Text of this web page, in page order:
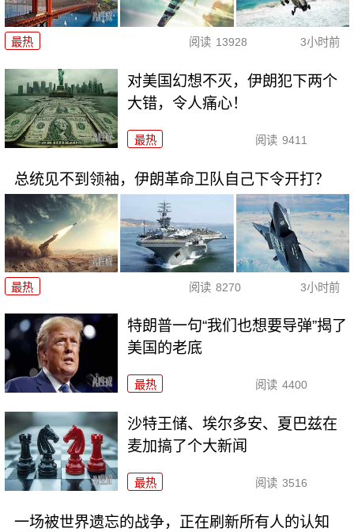
最热 阅读 13928 3小时前
对美国幻想不灭，伊朗犯下两个
大错，令人痛心！
最热 阅读 9411
总统见不到领袖，伊朗革命卫队自己下令开打？
最热 阅读 8270 3小时前
特朗普一句“我们也想要导弹”揭了
美国的老底
最热 阅读 4400
沙特王储、埃尔多安、夏巴兹在
麦加搞了个大新闻
最热 阅读 3516
一场被世界遗忘的战争，正在刷新所有人的认知